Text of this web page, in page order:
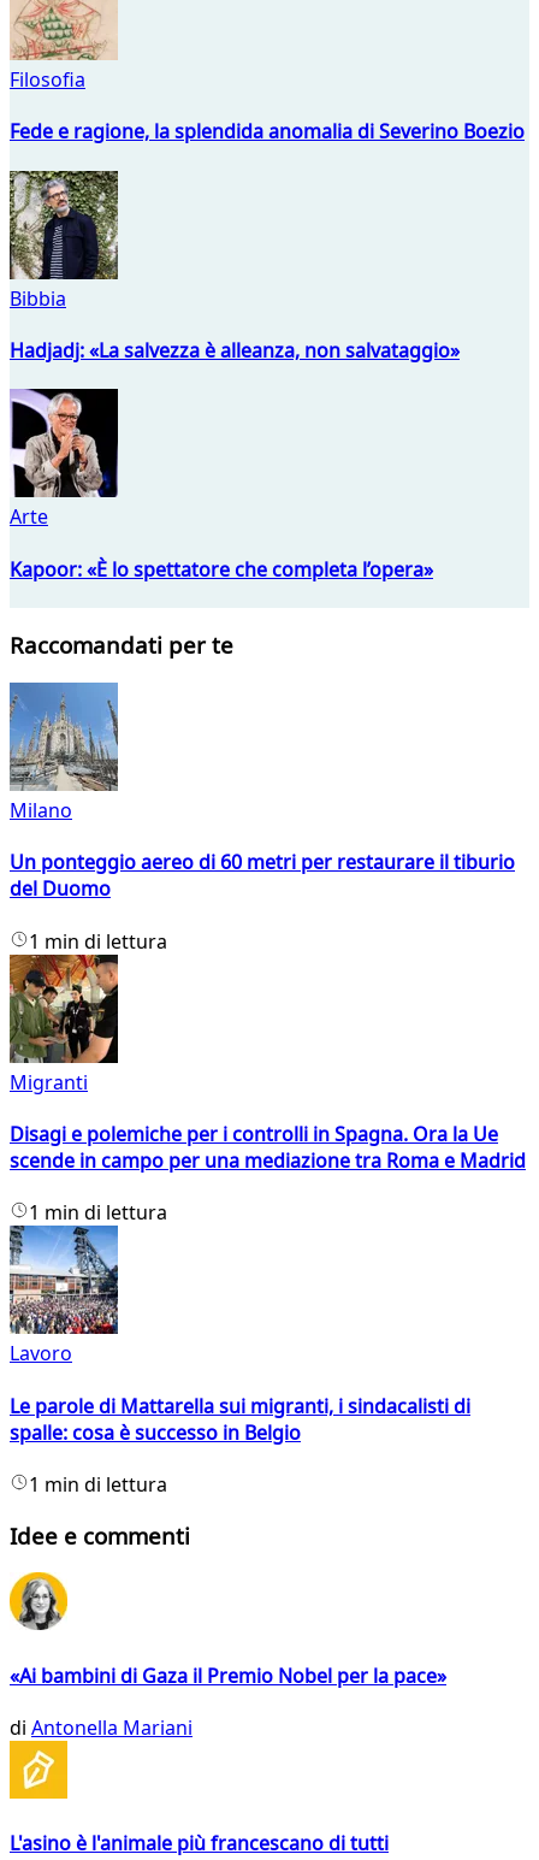
Filosofia
Fede e ragione, la splendida anomalia di Severino Boezio
Bibbia
Hadjadj: «La salvezza è alleanza, non salvataggio»
Arte
Kapoor: «È lo spettatore che completa l’opera»
Raccomandati per te
Milano
Un ponteggio aereo di 60 metri per restaurare il tiburio
del Duomo
1 min di lettura
Migranti
Disagi e polemiche per i controlli in Spagna. Ora la Ue
scende in campo per una mediazione tra Roma e Madrid
1 min di lettura
Lavoro
Le parole di Mattarella sui migranti, i sindacalisti di
spalle: cosa è successo in Belgio
1 min di lettura
Idee e commenti
«Ai bambini di Gaza il Premio Nobel per la pace»
di Antonella Mariani
L'asino è l'animale più francescano di tutti